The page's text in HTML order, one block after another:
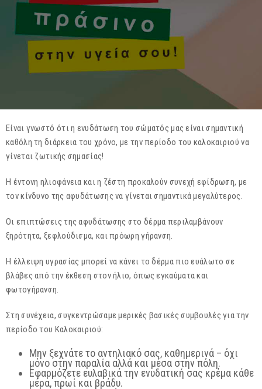
Είναι γνωστό ότι η ενυδάτωση του σώματός μας είναι σημαντική
καθόλη τη διάρκεια του χρόνο, με την περίοδο του καλοκαιριού να
γίνεται ζωτικής σημασίας!
Η έντονη ηλιοφάνεια και η ζέστη προκαλούν συνεχή εφίδρωση, με
τον κίνδυνο της αφυδάτωσης να γίνεται σημαντικά μεγαλύτερος.
Οι επιπτώσεις της αφυδάτωσης στο δέρμα περιλαμβάνουν
ξηρότητα, ξεφλούδισμα, και πρόωρη γήρανση.
Η έλλειψη υγρασίας μπορεί να κάνει το δέρμα πιο ευάλωτο σε
βλάβες από την έκθεση στον ήλιο, όπως εγκαύματα και
φωτογήρανση.
Στη συνέχεια, συγκεντρώσαμε μερικές βασικές συμβουλές για την
περίοδο του Καλοκαιριού:
Μην ξεχνάτε το αντηλιακό σας, καθημερινά – όχι
μόνο στην παραλία αλλά και μέσα στην πόλη.
Εφαρμόζετε ευλαβικά την ενυδατική σας κρέμα κάθε
μέρα, πρωί και βράδυ.